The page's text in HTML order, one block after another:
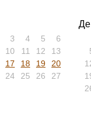
3 4 5
6
10 11 12
13
17 18 19
20
24 25 26
27